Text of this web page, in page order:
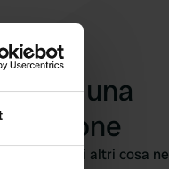
una
qui? Dite agli altri cosa ne